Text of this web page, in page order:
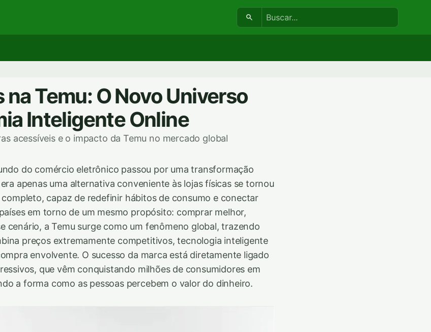
Buscar:
Temu: O Novo Universo
Inteligente Online
acessíveis e o impacto da Temu no mercado global
do comércio eletrônico passou por uma transformação
apenas uma alternativa conveniente às lojas físicas se tornou
capaz de redefinir hábitos de consumo e conectar
em torno de um mesmo propósito: comprar melhor,
cenário, a Temu surge como um fenômeno global, trazendo
preços extremamente competitivos, tecnologia inteligente
envolvente. O sucesso da marca está diretamente ligado
que vêm conquistando milhões de consumidores em
a forma como as pessoas percebem o valor do dinheiro.